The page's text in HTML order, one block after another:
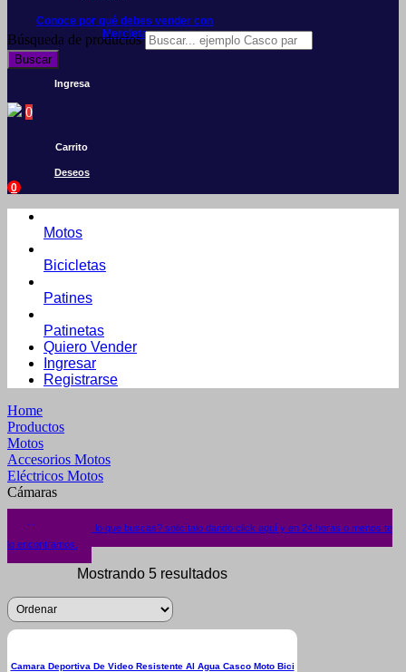
Conoce por qué debes vender con
Mercleta
Búsqueda de productos
Buscar
Ingresa
0
Carrito
Deseos
0
Motos
Bicicletas
Patines
Patinetas
Quiero Vender
Ingresar
Registrarse
Home
Productos
Motos
Accesorios Motos
Eléctricos Motos
Cámaras
¿No encuentras lo que buscas? solicítalo dando click aquí y en 24 horas o menos te
lo encontramos.
Mostrando 5 resultados
Camara Deportiva De Video Resistente Al Agua Casco Moto Bici